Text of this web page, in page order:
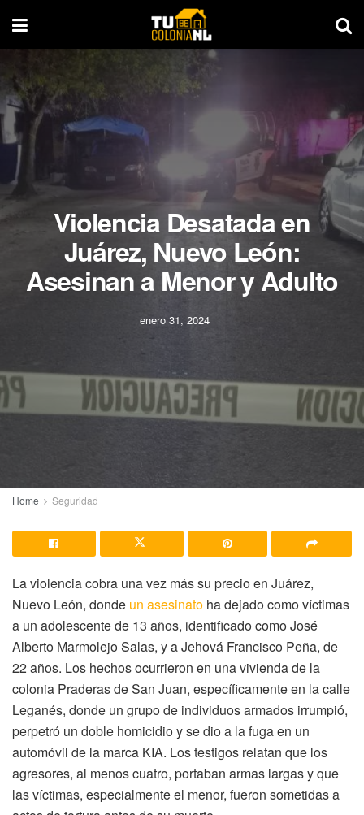
Violencia Desatada en
Juárez, Nuevo León:
Asesinan a Menor y Adulto
enero 31, 2024
Home Seguridad
La violencia cobra una vez más su precio en Juárez,
Nuevo León, donde un asesinato ha dejado como víctimas
a un adolescente de 13 años, identificado como José
Alberto Marmolejo Salas, y a Jehová Francisco Peña, de
22 años. Los hechos ocurrieron en una vivienda de la
colonia Praderas de San Juan, específicamente en la calle
Leganés, donde un grupo de individuos armados irrumpió,
perpetró un doble homicidio y se dio a la fuga en un
automóvil de la marca KIA. Los testigos relatan que los
agresores, al menos cuatro, portaban armas largas y que
las víctimas, especialmente el menor, fueron sometidas a